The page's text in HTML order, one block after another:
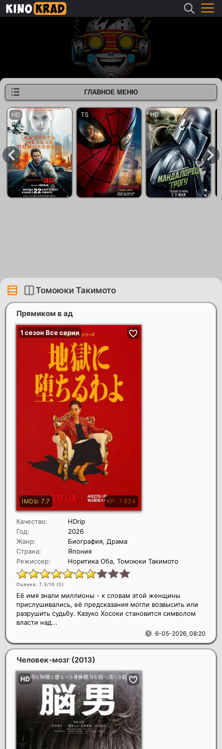
Томоюки Такимото
Прямиком в ад
Качество:
HDrip
Год:
2026
Жанр:
Биография, Драма
Страна:
Япония
Режиссер:
Норитика Оба, Томоюки Такимото
Оценка: 7.3/10 (3)
6-05-2026, 08:20
Её имя знали миллионы - к словам этой женщины
прислушивались, её предсказания могли возвысить или
разрушить судьбу. Казуко Хосоки становится символом
власти над...
Человек-мозг (2013)
ГЛАВНОЕ МЕНЮ